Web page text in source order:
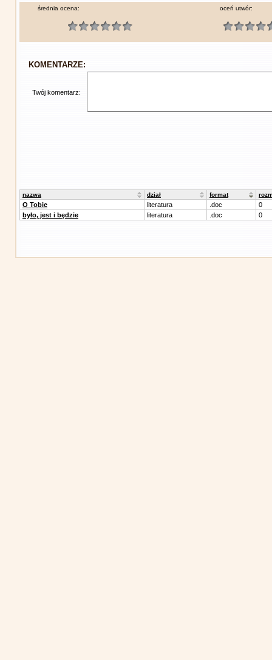
średnia ocena: oceń utwór:
KOMENTARZE:
Twój komentarz:
nazwa dział format
O Tobie literatura .doc
0
było, jest i będzie
literatura .doc 0